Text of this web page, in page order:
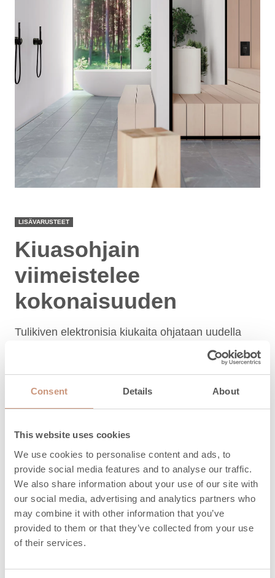
Consent Details About
This website uses cookies
We use cookies to personalise content and ads, to
provide social media features and to analyse our traffic.
We also share information about your use of our site with
our social media, advertising and analytics partners who
may combine it with other information that you’ve
provided to them or that they’ve collected from your use
of their services.
LISÄVARUSTEET
Kiuasohjain
viimeistelee
kokonaisuuden
Tulikiven elektronisia kiukaita ohjataan uudella
Tulikivi Sauna Control Panel -kiuasohjaimella.
LUE LISÄÄ